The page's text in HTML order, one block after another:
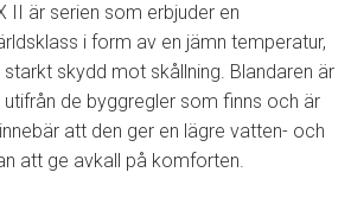
II är serien som erbjuder en
i form av en jämn temperatur,
skydd mot skållning. Blandaren är
de byggregler som finns och är
att den ger en lägre vatten- och
att ge avkall på komforten.